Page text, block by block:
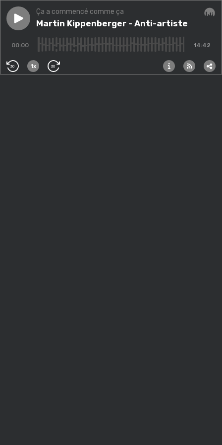
Play episodeMartin Kippenberger - Anti-artiste
Ça a commencé comme ça
Martin Kippenberger - Anti-artiste
00:00 14:42
30 1x 30